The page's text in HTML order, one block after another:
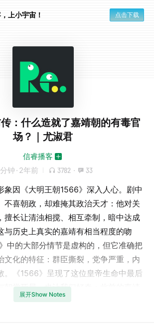
上小宇宙！ 点击下载
传：什么造就了嘉靖朝的有毒官
场？｜尤淑君
信睿播客
钟 · 2年前 3782 · 33
象因《大明王朝1566》深入人心。剧中
不喜朝政，却难掩其政治天才：他对关
擅长让清浊相搅、相互牵制，暗中达成
历史上真实的嘉靖有相当程度的吻
中的大部分情节是虚构的，但它准确把
文化的特征：群臣撕裂，党争严重，内
。《1566》呈现了这位皇帝生命中最后
朝堂死局，也让我们好奇：此前的嘉靖
让天资聪颖的他划出了一道“高开低走”
展开Show Notes